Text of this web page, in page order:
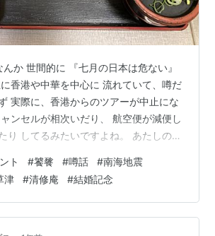
か 世間的に 『七月の日本は危ない』
香港や中華を中心に 流れていて、噂だ
実際に、香港からのツアーが中止にな
ンセルが相次いだり、 航空便が減便し
り してるみたいですよね。 あたしの周
いるらしいのですが 仕事がばったり無
ってしまったとか。 はたまた、うちの
月香港旅行に 行くのですが、香港行き
きないかも とか言っています。 まぁ
ト #饕餮 #噂話 #南海地震
津 #清修庵 #結婚記念